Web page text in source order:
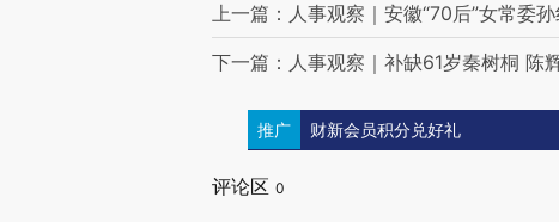
上一篇：人事观察｜安徽“70后”女常委
下一篇：人事观察｜补缺61岁秦树桐 陈
推广 财新会员积分兑好礼
评论区 0